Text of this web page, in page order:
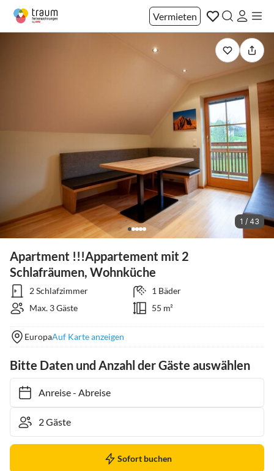
Vermieten
1 / 43
Apartment !!!Appartement mit 2
Schlafräumen, Wohnküche
2 Schlafzimmer
1 Bäder
Max. 3 Gäste
55 m²
EuropaAuf Karte anzeigen
Bitte Daten und Anzahl der Gäste auswählen
Anreise- Abreise
Sofort buchen